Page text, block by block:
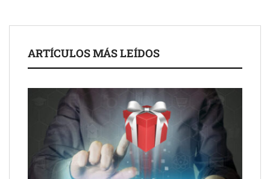
La luz roja, el nuevo aftersun, actúa en la recuperación de la piel
Eulalia Roig lanza ‘The Journal’, una revista digital mensual de
entrevistas y fotografía editorial
ARTÍCULOS MÁS LEÍDOS